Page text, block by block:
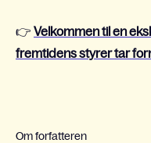
👉 Velkommen til en
fremtidens styrer tar
Om forfatteren